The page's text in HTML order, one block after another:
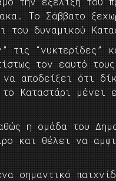
Το Σάββατο
του δυναμικού
τις “νυκτερίδες”
τον εαυτό
αποδείξει ότι
Καταστάρι μένει
η ομάδα του
και θέλει να
σημαντικό